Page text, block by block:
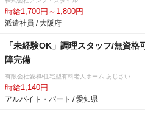
時給1,700円～1,800円
派遣社員 / 大阪府
「未経験OK」調理スタッフ/無資
障完備
有限会社愛和/住宅型有料老人ホーム あじさい
時給1,140円
アルバイト・パート / 愛知県